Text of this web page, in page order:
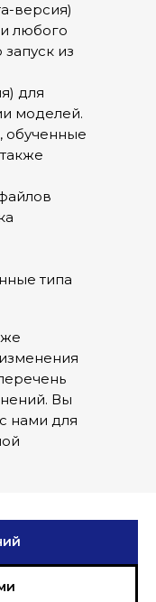
версия)
любого
из
для
моделей.
типа
Вы
нами для